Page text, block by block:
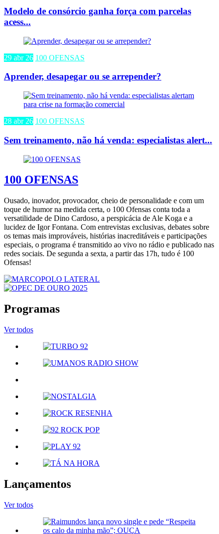
Modelo de consórcio ganha força com parcelas
acess...
29 abr 26 100 OFENSAS
Aprender, desapegar ou se arrepender?
28 abr 26 100 OFENSAS
Sem treinamento, não há venda: especialistas alert...
100 OFENSAS
Ousado, inovador, provocador, cheio de personalidade e com um
toque de humor na medida certa, o 100 Ofensas conta toda a
versatilidade de Dino Cardoso, a perspicácia de Ale Koga e a
lucidez de Igor Fontana. Com entrevistas exclusivas, debates sobre
os temas mais improváveis, histórias inacreditáveis e participações
especiais, o programa é transmitido ao vivo no rádio e publicado nas
redes sociais. De segunda a sexta, a partir das 17h, tudo é 100
Ofensas!
Programas
Ver todos
Lançamentos
Ver todos